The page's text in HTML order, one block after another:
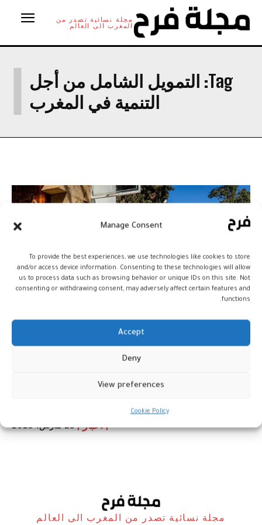
Manage Consent
To provide the best experiences, we use technologies like cookies to store
and/or access device information. Consenting to these technologies will allow
us to process data such as browsing behavior or unique IDs on this site. Not
consenting or withdrawing consent, may adversely affect certain features and
functions.
Accept
Deny
View preferences
Cookie Policy
مجلة نسائية تصدر من
المغرب الى العالم
Tag: التمويل الشامل من أجل
التنمية في المغرب
ملكة هولندا، المستشارة الخاصة
للأمين العام للأمم المتحدة لشؤون
التمويل الشامل من أجل التنمية في
أخبار 23 مارس، 2023
مجلة نسائية تصدر من المغرب الى العالم